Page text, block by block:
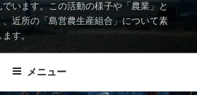
います。この活動の様子や「農業」と
、近所の「島営農生産組合」について素
す。
メニュー